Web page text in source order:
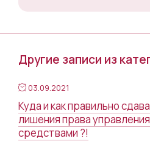
Другие записи из
03.09.2021
Куда и как правильно
лишения права
средствами ?!